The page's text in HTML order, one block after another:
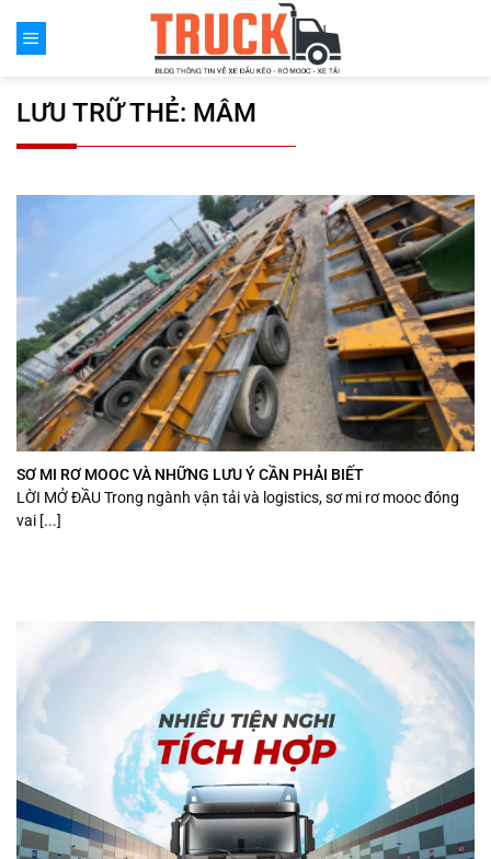
đến
LƯU TRỮ THẺ: MÂM
SƠ MI RƠ MOOC VÀ NHỮNG LƯU Ý CẦN PHẢI BIẾT
LỜI MỞ ĐẦU Trong ngành vận tải và logistics, sơ mi rơ mooc đóng
vai [...]